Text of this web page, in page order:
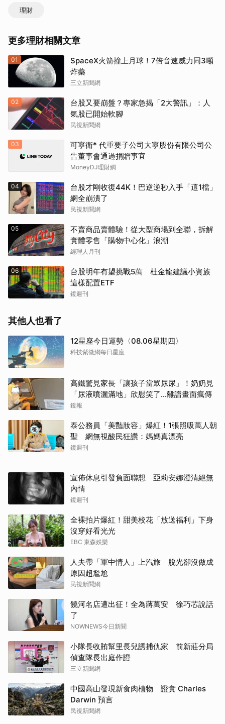
理財
更多理財相關文章
01
SpaceX火箭撞上月球！7倍音速威力同3噸
炸藥
三立新聞網
02
台股又要崩盤？專家急揭「2大警訊」：人
氣股已開始軟腳
民視新聞網
03
可寧衛* 代重要子公司大寧股份有限公司公
告董事會通過捐贈事宜
MoneyDJ理財網
04
台股才剛收復44K！巴逆逆秒入手「這1檔」
網全崩潰了
民視新聞網
05
不賣商品賣體驗！從大型商場到全聯，拆解
實體零售「購物中心化」浪潮
經理人月刊
06
台股明年有望挑戰5萬 杜金龍建議小資族
這樣配置ETF
鏡週刊
其他人也看了
12星座今日運勢〈08.06星期四〉
科技紫微網每日星座
高鐵驚見家長「讓孩子當眾尿尿」！奶奶見
「尿液噴灑滿地」欣慰笑了…離譜畫面瘋傳
鏡報
泰公務員「美豔妝容」爆紅！1張照吸萬人朝
聖 網無視酸民狂讚：媽媽真漂亮
鏡週刊
宣佈休息引發負面聯想 亞莉安娜澄清絕無
內情
鏡週刊
全裸拍片爆紅！甜美校花「放送福利」下身
沒穿好看光光
EBC 東森娛樂
人夫帶「軍中情人」上汽旅 脫光卻沒做成
原因超尷尬
民視新聞網
饒河名店遭出征！全為蔣萬安 徐巧芯說話
了
NOWNEWS今日新聞
小隊長收賄幫里長兒誘捕仇家 前新莊分局
偵查隊長出庭作證
三立新聞網
中國高山發現新食肉植物 證實 Charles
Darwin 預言
民視新聞網